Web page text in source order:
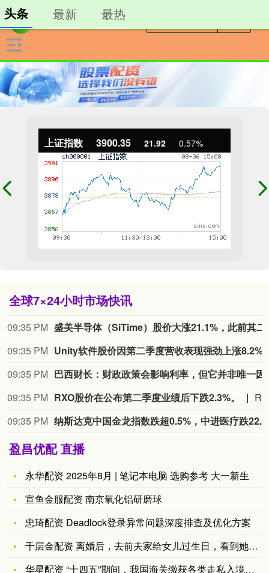
上证指数 3900.35 21.92 0.57%
全球7×24小时市场快讯
09:35 PM
09:35 PM
09:35 PM
09:35 PM RXO股价在公布第二季度业绩后下跌2.3%。
09:35 PM
盈昌优配 直播
永华配资 2025年8月 | 笔记本电脑 选购参考 大一新生
宣鱼金服配资 南京氧化铝研磨球
忠琦配资 Deadlock登录异常问题深度排查及优化方案
千层金配资 离婚后，去前夫家给女儿过生日，看到她腿上的血迹，
华星配资 “十四五”期间，我国海关缴获各类走私入境毒品15.
头条 最新 最热